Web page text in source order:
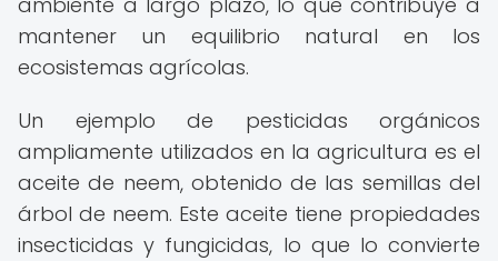
mantener un equilibrio natural en los
ecosistemas agrícolas.
Un ejemplo de pesticidas orgánicos
ampliamente utilizados en la agricultura es el
aceite de neem, obtenido de las semillas del
árbol de neem. Este aceite tiene propiedades
insecticidas y fungicidas, lo que lo convierte